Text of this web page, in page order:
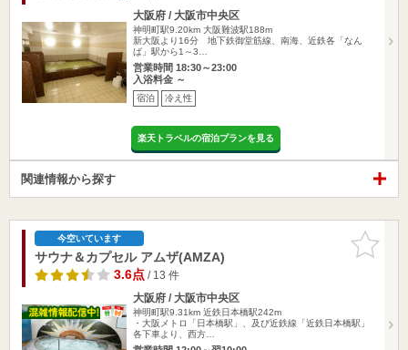
大阪府 / 大阪市中央区
神明町駅9.20km 大阪難波駅188m
新大阪より16分 地下鉄御堂筋線、南海、近鉄各「なん
ば」駅から1～3…
営業時間 18:30～23:00
入浴料金 ～
宿泊 冷え性
楽天トラベルの宿泊プランを見る
関連情報から探す
お気に入
りに追加
今空いています
サウナ＆カプセル アムザ(AMZA)
3.6点/ 13 件
大阪府 / 大阪市中央区
神明町駅9.31km 近鉄日本橋駅242m
・大阪メトロ「日本橋駅」、及び近鉄線「近鉄日本橋駅」
各下車より、西方…